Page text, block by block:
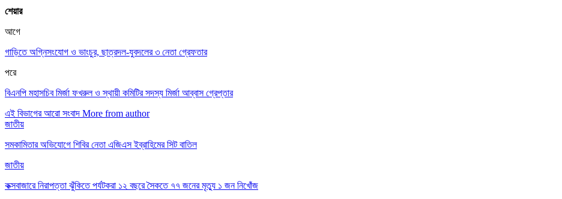
শেয়ার
আগে
গাড়িতে অগ্নিসংযোগ ও ভাংচুর, ছাত্রদল-যুবদলের ৩ নেতা গ্রেফতার
পরে
বিএনপি মহাসচিব মির্জা ফখরুল ও স্থায়ী কমিটির সদস্য মির্জা আব্বাস গ্রেপ্তার
এই বিভাগের আরো সংবাদ More from author
জাতীয়
সমকামিতার অভিযোগে শিবির নেতা এজিএস ইব্রাহিমের সিট বাতিল
জাতীয়
কক্সবাজারে নিরাপত্তা ঝুঁকিতে পর্যটকরা ১২ বছরে সৈকতে ৭৭ জনের মৃত্যু ১ জন নিখোঁজ